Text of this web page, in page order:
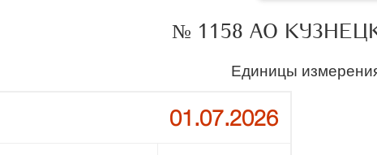
№ 1158 АО
Единицы
01.07.2026